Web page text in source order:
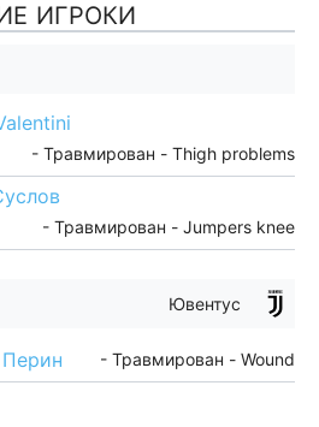
ИГРОКИ
- Травмирован - Thigh problems
- Травмирован - Jumpers knee
Ювентус
- Травмирован - Wound